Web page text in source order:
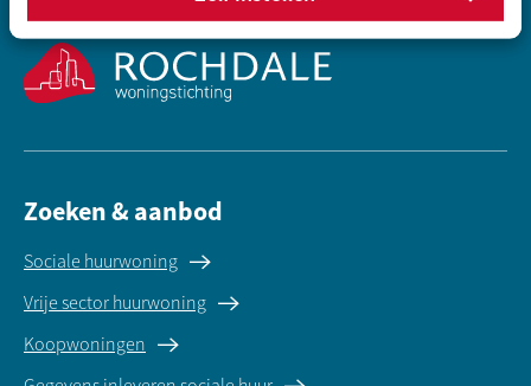
Contactinformatie
Zoeken & aanbod
Sociale huurwoning
Vrije sector huurwoning
Koopwoningen